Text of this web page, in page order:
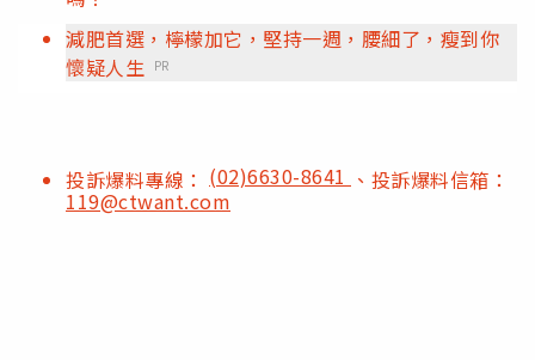
減肥首選，檸檬加它，堅持一週，腰細了，瘦到你
懷疑人生
PR
投訴爆料專線： (02)6630-8641 、投訴爆料信箱：
119@ctwant.com